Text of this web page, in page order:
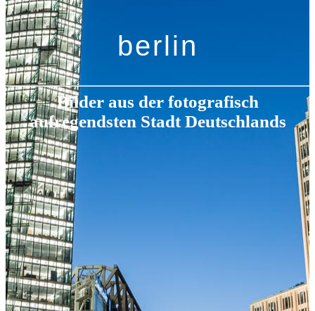
berlin
Bilder aus der fotografisch
aufregendsten Stadt Deutschlands